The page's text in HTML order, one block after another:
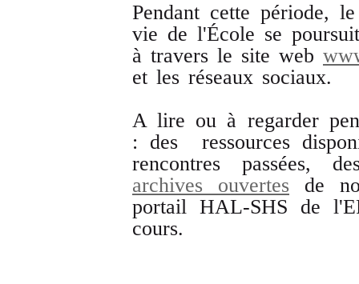
Pendant cette période,
vie de l'École se
à travers le site web
et les réseaux sociaux.
A lire ou à regarder
: des ressources
rencontres passées,
archives ouvertes de
portail HAL-SHS de
cours.